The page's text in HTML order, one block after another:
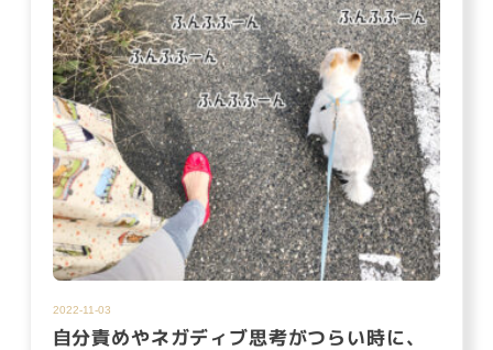
2022-11-03
自分責めやネガディブ思考がつらい時に、